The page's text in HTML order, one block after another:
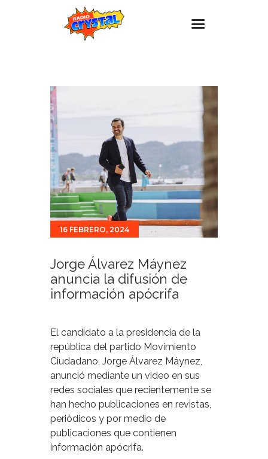
Estaciones
Eventos
Promociones
Noticias
Para ti
Contacto
16 FEBRERO, 2024
Jorge Álvarez Máynez
anuncia la difusión de
información apócrifa
El candidato a la presidencia de la
república del partido Movimiento
Ciudadano, Jorge Álvarez Máynez,
anunció mediante un video en sus
redes sociales que recientemente se
han hecho publicaciones en revistas,
periódicos y por medio de
publicaciones que contienen
información apócrifa.